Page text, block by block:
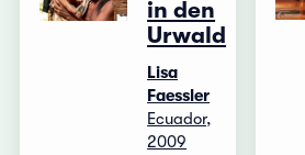
in den
Urwald
Lisa
Faessler
Ecuador,
2009